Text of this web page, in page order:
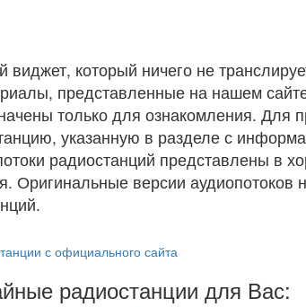
который ничего не
представленные на нашем
только для ознакомления. Для
указанную в разделе с
радиостанций представлены в
Оригинальные версии аудиопотоков
с официального сайта
радиостанции для Вас: